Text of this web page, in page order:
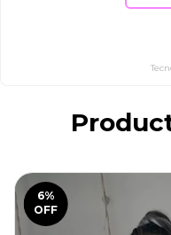
6%
OFF